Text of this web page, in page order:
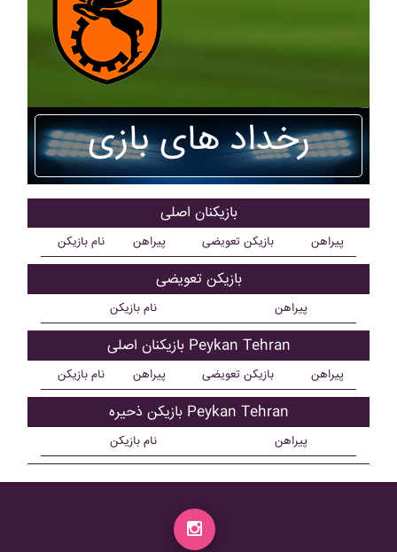
رخداد های بازی
بازیکنان اصلی
نام بازیکن پیراهن بازیکن تعویضی پیراهن
بازیکن تعویضی
نام بازیکن پیراهن
بازیکنان اصلی Peykan Tehran
نام بازیکن پیراهن بازیکن تعویضی پیراهن
بازیکن ذحیره Peykan Tehran
نام بازیکن پیراهن